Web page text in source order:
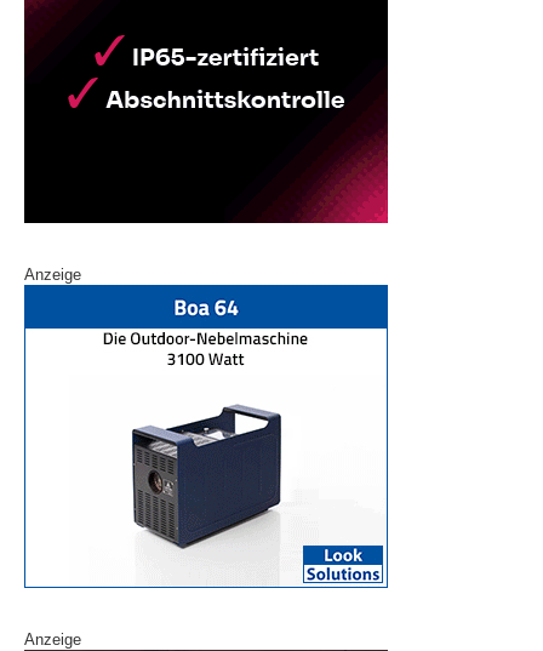
Anzeige
Anzeige